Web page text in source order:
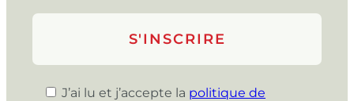
J’ai lu et j’accepte la politique de